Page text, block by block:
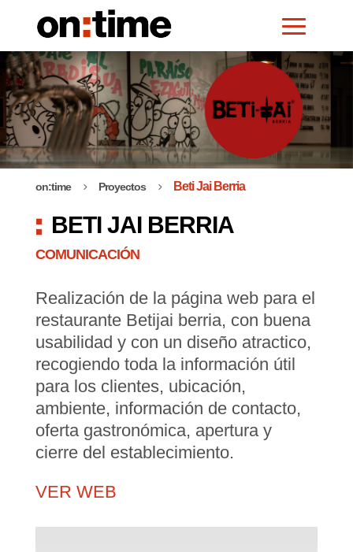
on:time 5 Proyectos 5 Beti Jai Berria
BETI JAI BERRIA
COMUNICACIÓN
Realización de la página web para el
restaurante Betijai berria, con buena
usabilidad y con un diseño atractico,
recogiendo toda la información útil
para los clientes, ubicación,
ambiente, información de contacto,
oferta gastronómica, apertura y
cierre del establecimiento.
VER WEB